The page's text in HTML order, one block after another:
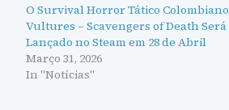
O Survival Horror Tático Colombiano
Vultures – Scavengers of Death Será
Lançado no Steam em 28 de Abril
Março 31, 2026
In "Notícias"